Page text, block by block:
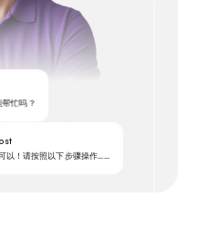
忙吗？
以！请按照以下步骤操作……